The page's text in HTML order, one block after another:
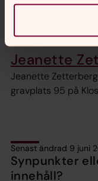
(1802 – 1881) och
Amanda Dybeck
Jeanette
Jeanette
gravplats 95 på
Senast ändrad 9 juni
Synpunkter
innehåll?